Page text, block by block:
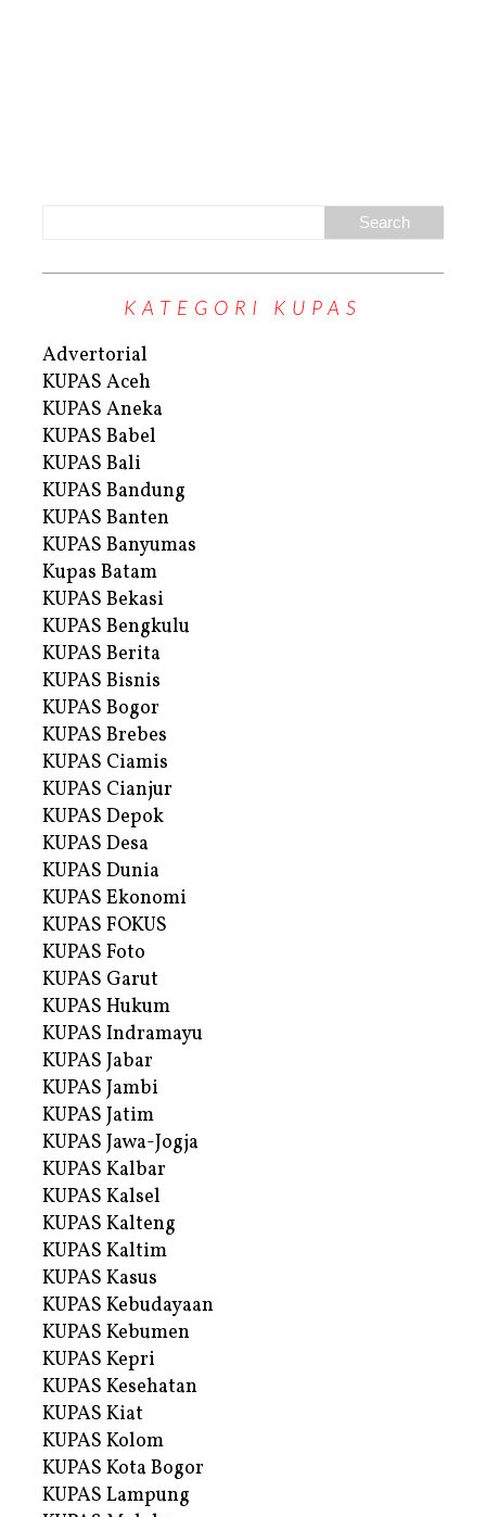
KATEGORI KUPAS
Advertorial
KUPAS Aceh
KUPAS Aneka
KUPAS Babel
KUPAS Bali
KUPAS Bandung
KUPAS Banten
KUPAS Banyumas
Kupas Batam
KUPAS Bekasi
KUPAS Bengkulu
KUPAS Berita
KUPAS Bisnis
KUPAS Bogor
KUPAS Brebes
KUPAS Ciamis
KUPAS Cianjur
KUPAS Depok
KUPAS Desa
KUPAS Dunia
KUPAS Ekonomi
KUPAS FOKUS
KUPAS Foto
KUPAS Garut
KUPAS Hukum
KUPAS Indramayu
KUPAS Jabar
KUPAS Jambi
KUPAS Jatim
KUPAS Jawa-Jogja
KUPAS Kalbar
KUPAS Kalsel
KUPAS Kalteng
KUPAS Kaltim
KUPAS Kasus
KUPAS Kebudayaan
KUPAS Kebumen
KUPAS Kepri
KUPAS Kesehatan
KUPAS Kiat
KUPAS Kolom
KUPAS Kota Bogor
KUPAS Lampung